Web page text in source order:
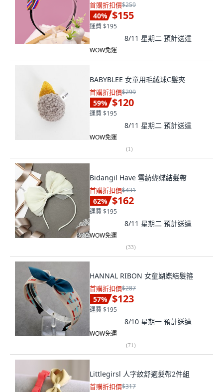
首購折扣價$259
40% $155
運費 $195
8/11 星期二 預計送達
WOW免運
BABYBLEE 女童用毛絨球C髮夾
首購折扣價$299
59% $120
運費 $195
8/11 星期二 預計送達
WOW免運
(1)
Bidangil Have 雪紡蝴蝶結髮帶
首購折扣價$431
62% $162
運費 $195
8/11 星期二 預計送達
WOW免運
(33)
HANNAL RIBON 女童蝴蝶結髮箍
首購折扣價$287
57% $123
運費 $195
8/10 星期一 預計送達
WOW免運
(71)
Littlegirsl 人字紋舒適髮帶2件組
首購折扣價$317